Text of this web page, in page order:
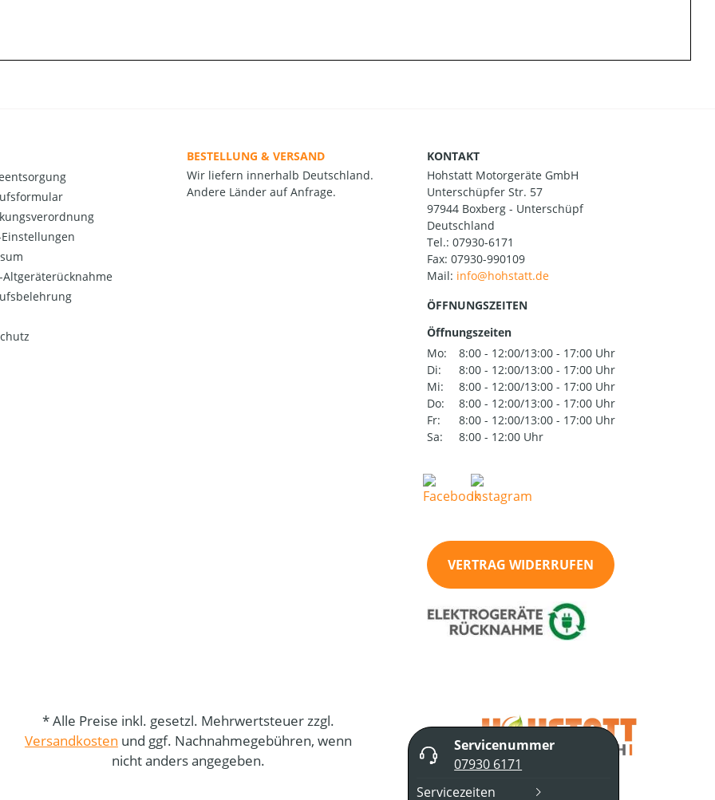
Einstellungen
Altgeräterücknahme
BESTELLUNG & VERSAND
Wir liefern innerhalb Deutschland.
Andere Länder auf Anfrage.
KONTAKT
Hohstatt Motorgeräte GmbH
Unterschüpfer Str. 57
97944 Boxberg - Unterschüpf
Deutschland
Tel.: 07930-6171
Fax: 07930-990109
Mail:
ÖFFNUNGSZEITEN
Öffnungszeiten
Mo:
8:00 - 12:00/13:00 - 17:00 Uhr
Di:
8:00 - 12:00/13:00 - 17:00 Uhr
Mi:
8:00 - 12:00/13:00 - 17:00 Uhr
Do:
8:00 - 12:00/13:00 - 17:00 Uhr
Fr:
8:00 - 12:00/13:00 - 17:00 Uhr
Sa:
8:00 - 12:00 Uhr
VERTRAG WIDERRUFEN
* Alle Preise inkl. gesetzl. Mehrwertsteuer zzgl.
Versandkosten und ggf. Nachnahmegebühren, wenn
nicht anders angegeben.
Servicenummer
07930 6171
Servicezeiten